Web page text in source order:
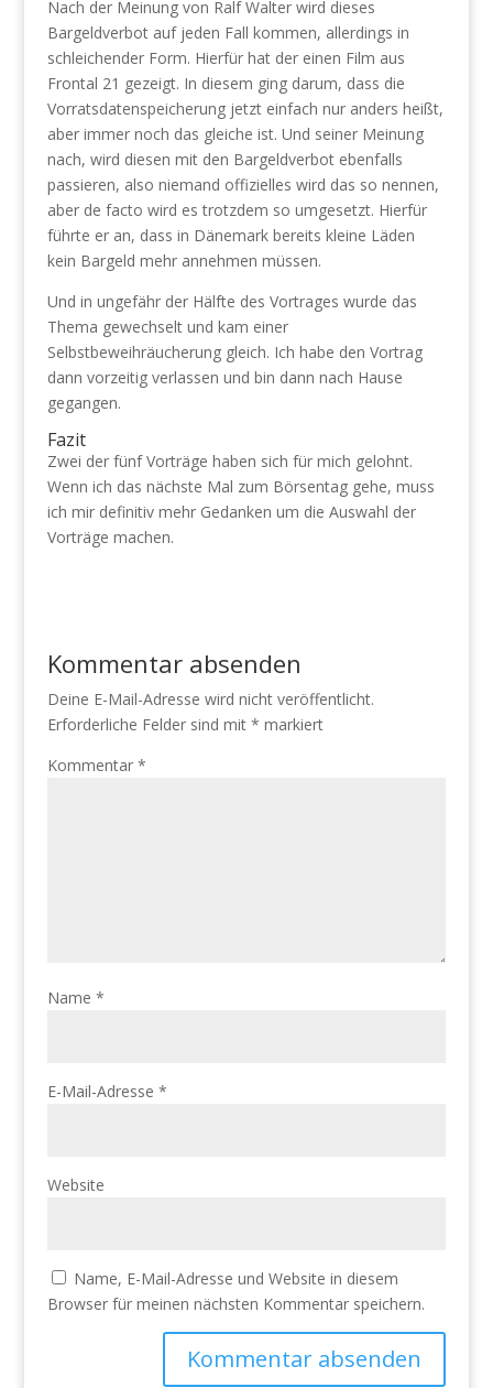
Nach der Meinung von Ralf Walter wird dieses
Bargeldverbot auf jeden Fall kommen, allerdings in
schleichender Form. Hierfür hat der einen Film aus
Frontal 21 gezeigt. In diesem ging darum, dass die
Vorratsdatenspeicherung jetzt einfach nur anders heißt,
aber immer noch das gleiche ist. Und seiner Meinung
nach, wird diesen mit den Bargeldverbot ebenfalls
passieren, also niemand offizielles wird das so nennen,
aber de facto wird es trotzdem so umgesetzt. Hierfür
führte er an, dass in Dänemark bereits kleine Läden
kein Bargeld mehr annehmen müssen.
Und in ungefähr der Hälfte des Vortrages wurde das
Thema gewechselt und kam einer
Selbstbeweihräucherung gleich. Ich habe den Vortrag
dann vorzeitig verlassen und bin dann nach Hause
gegangen.
Fazit
Zwei der fünf Vorträge haben sich für mich gelohnt.
Wenn ich das nächste Mal zum Börsentag gehe, muss
ich mir definitiv mehr Gedanken um die Auswahl der
Vorträge machen.
Kommentar absenden
Deine E-Mail-Adresse wird nicht veröffentlicht.
Erforderliche Felder sind mit * markiert
Kommentar *
Name *
E-Mail-Adresse *
Website
Name, E-Mail-Adresse und Website in diesem
Browser für meinen nächsten Kommentar speichern.